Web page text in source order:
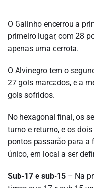
O Galinho encerrou a
primeiro lugar, com 28
apenas uma derrota.
O Alvinegro tem o
27 gols marcados, e a
gols sofridos.
No hexagonal final, os
turno e returno, e os
pontos passarão para a
único, em local a ser
Sub-17 e sub-15 – Na